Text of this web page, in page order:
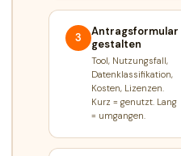
3
Antragsformular
gestalten
Tool, Nutzungsfall,
Datenklassifikation,
Kosten, Lizenzen.
Kurz = genutzt. Lang
= umgangen.